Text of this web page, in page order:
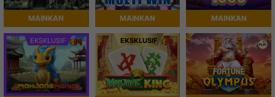
MAINKAN MAINKAN MAINKAN
EKSKLUSIF EKSKLUSIF